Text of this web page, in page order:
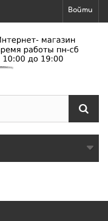
Войти